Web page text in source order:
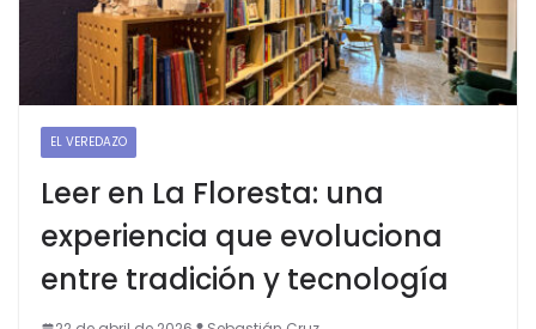
EL VEREDAZO
Leer en La Floresta: una
experiencia que evoluciona
entre tradición y tecnología